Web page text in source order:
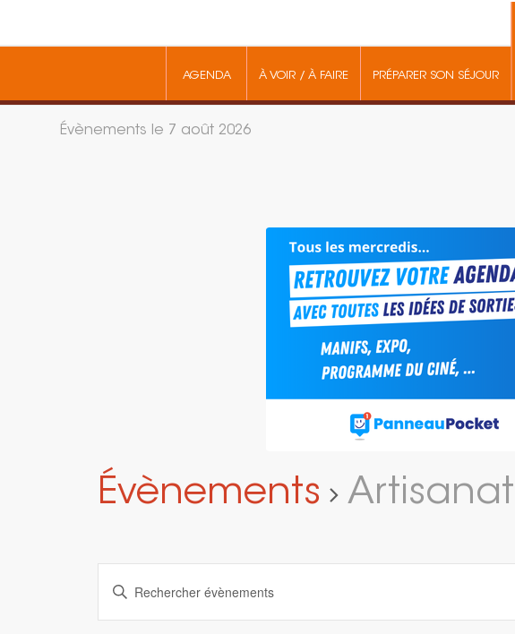
AGENDA À VOIR / À FAIRE PRÉPARER SON SÉJOUR
Évènements le 7 août 2026
Évènements Artisanat
et
Saisir